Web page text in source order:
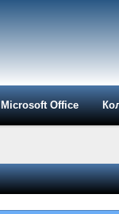
Microsoft Office